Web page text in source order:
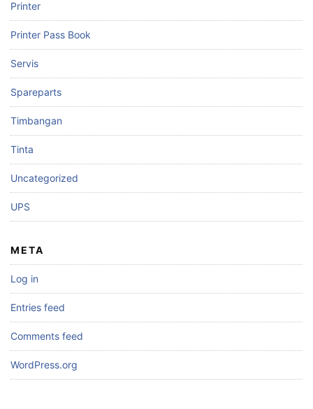
Printer
Printer Pass Book
Servis
Spareparts
Timbangan
Tinta
Uncategorized
UPS
META
Log in
Entries feed
Comments feed
WordPress.org